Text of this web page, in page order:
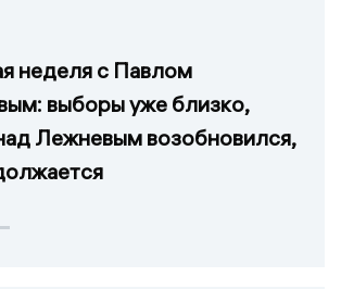
неделя с Павлом
выборы уже близко,
Лежневым возобновился,